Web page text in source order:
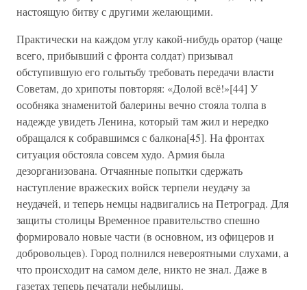
настоящую битву с другими желающими.
Практически на каждом углу какой-нибудь оратор (чаще
всего, прибывший с фронта солдат) призывал
обступившую его голытьбу требовать передачи власти
Советам, до хрипоты повторяя: «Долой всё!»[44] У
особняка знаменитой балерины вечно стояла толпа в
надежде увидеть Ленина, который там жил и нередко
обращался к собравшимся с балкона[45]. На фронтах
ситуация обстояла совсем худо. Армия была
дезорганизована. Отчаянные попытки сдержать
наступление вражеских войск терпели неудачу за
неудачей, и теперь немцы надвигались на Петроград. Для
защиты столицы Временное правительство спешно
формировало новые части (в основном, из офицеров и
добровольцев). Город полнился невероятными слухами, а
что происходит на самом деле, никто не знал. Даже в
газетах теперь печатали небылицы.